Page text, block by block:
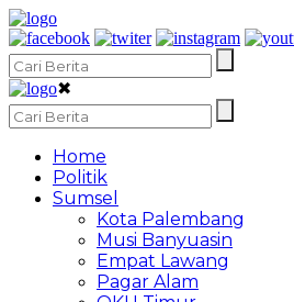
✖
Home
Politik
Sumsel
Kota Palembang
Musi Banyuasin
Empat Lawang
Pagar Alam